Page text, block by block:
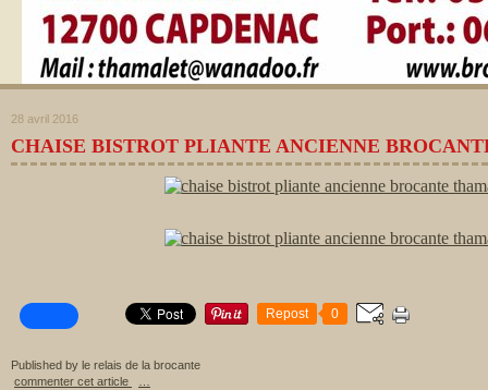
28 avril 2016
CHAISE BISTROT PLIANTE ANCIENNE
Repost 0
Published by le relais de la brocante
commenter cet article